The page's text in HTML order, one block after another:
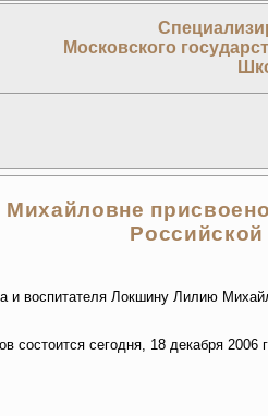
Московского
и воспитателя Локшину Лилию
состоится сегодня, 18 декабря